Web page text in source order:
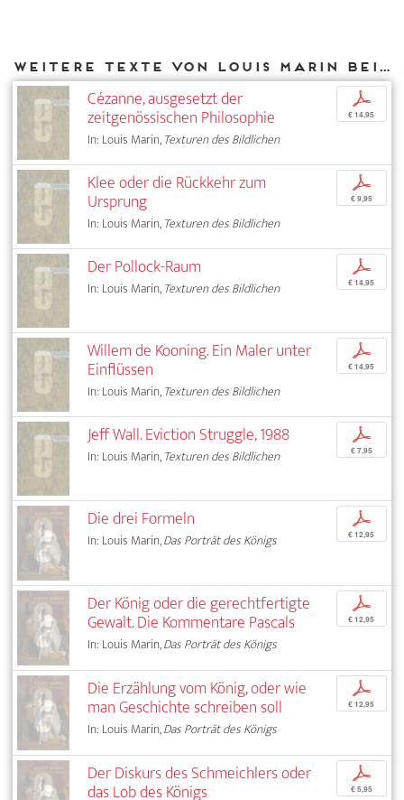
Weitere Texte von Louis Marin bei DIAPHANES
Cézanne, ausgesetzt der
zeitgenössischen Philosophie
In: Louis Marin,Texturen des Bildlichen
p
€ 14,95
Klee oder die Rückkehr zum
Ursprung
In: Louis Marin,Texturen des Bildlichen
p
€ 9,95
Der Pollock-Raum
In: Louis Marin,Texturen des Bildlichen
p
€ 14,95
Willem de Kooning. Ein Maler unter
Einflüssen
In: Louis Marin,Texturen des Bildlichen
p
€ 14,95
Jeff Wall. Eviction Struggle, 1988
In: Louis Marin,Texturen des Bildlichen
p
€ 7,95
Die drei Formeln
In: Louis Marin,Das Porträt des Königs
p
€ 12,95
Der König oder die gerechtfertigte
Gewalt. Die Kommentare Pascals
In: Louis Marin,Das Porträt des Königs
p
€ 12,95
Die Erzählung vom König, oder wie
man Geschichte schreiben soll
In: Louis Marin,Das Porträt des Königs
p
€ 12,95
Der Diskurs des Schmeichlers oder
das Lob des Königs
p
€ 5,95